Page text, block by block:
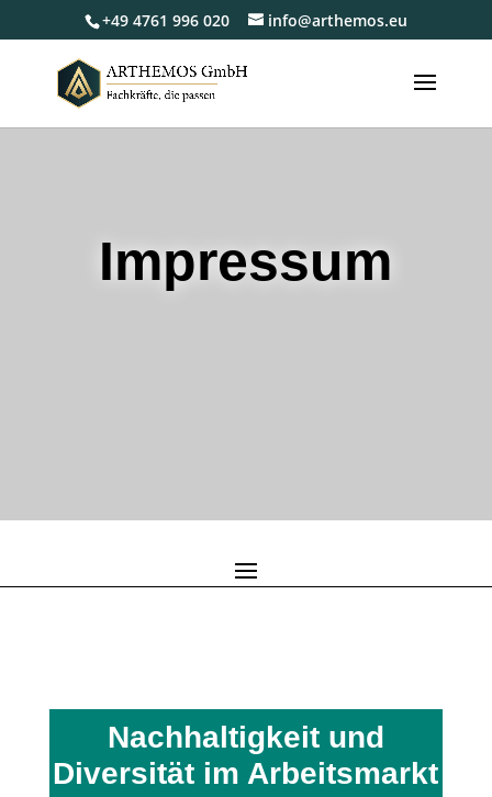
+49 4761 996 020 info@arthemos.eu
Impressum
Nachhaltigkeit und
Diversität im Arbeitsmarkt